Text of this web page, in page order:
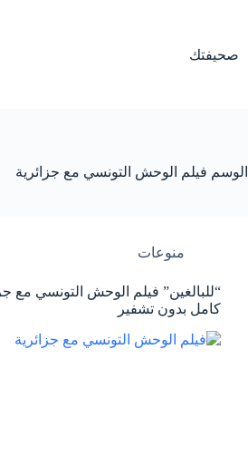
صحيفتك
الوسم فيلم الوحش التونسي مع جزائرية
منوعات
كامل بدون تشفير